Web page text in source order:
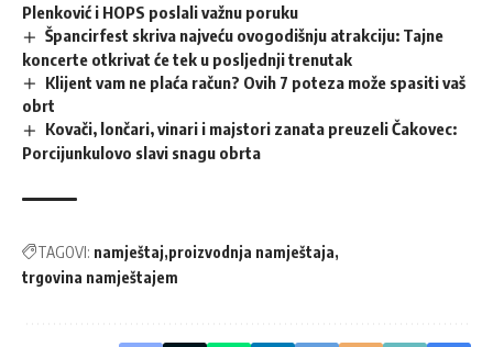
Plenković i HOPS poslali važnu poruku
Špancirfest skriva najveću ovogodišnju atrakciju: Tajne
koncerte otkrivat će tek u posljednji trenutak
Klijent vam ne plaća račun? Ovih 7 poteza može spasiti vaš
obrt
Kovači, lončari, vinari i majstori zanata preuzeli Čakovec:
Porcijunkulovo slavi snagu obrta
TAGOVI: namještaj proizvodnja namještaja
trgovina namještajem